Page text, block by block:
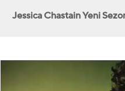
Jessica Chastain Yeni